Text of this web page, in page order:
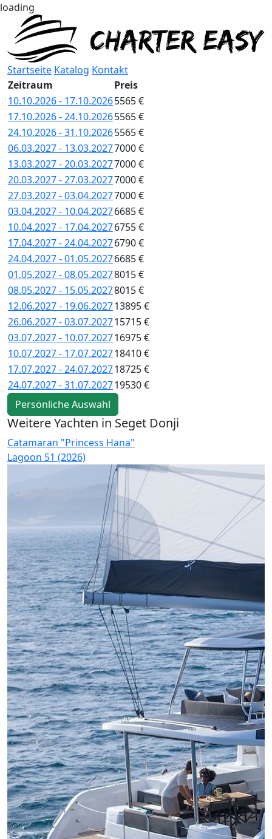
loading
Startseite Katalog Kontakt
Zeitraum
Preis
10.10.2026 - 17.10.20265565 €
17.10.2026 - 24.10.20265565 €
24.10.2026 - 31.10.20265565 €
06.03.2027 - 13.03.20277000 €
13.03.2027 - 20.03.20277000 €
20.03.2027 - 27.03.20277000 €
27.03.2027 - 03.04.20277000 €
03.04.2027 - 10.04.20276685 €
10.04.2027 - 17.04.20276755 €
17.04.2027 - 24.04.20276790 €
24.04.2027 - 01.05.20276685 €
01.05.2027 - 08.05.20278015 €
08.05.2027 - 15.05.20278015 €
12.06.2027 - 19.06.202713895 €
26.06.2027 - 03.07.202715715 €
03.07.2027 - 10.07.202716975 €
10.07.2027 - 17.07.202718410 €
17.07.2027 - 24.07.202718725 €
24.07.2027 - 31.07.202719530 €
Persönliche Auswahl
Weitere Yachten in Seget Donji
Catamaran "Princess Hana"
Lagoon 51 (2026)